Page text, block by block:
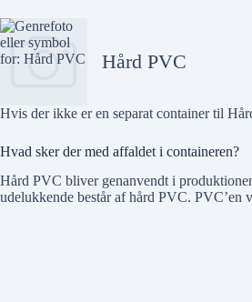
Hård PVC
Hvis derikke er en separat container til
Hvad sker der med affaldet i containeren?
Hård PVC bliver genanvendt i
udelukkende består af hård PVC. PVC’en